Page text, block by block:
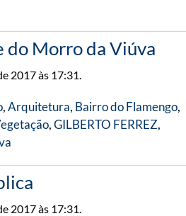
do Morro da Viúva
2017 às 17:31.
,Arquitetura, Bairro do Flamengo,
,GILBERTO FERREZ,
2017 às 17:31.